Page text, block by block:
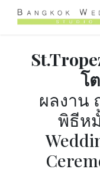
Skip to Content
โ
ผลงาน
พิธีห